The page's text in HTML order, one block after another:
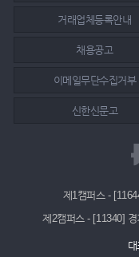
거래업체등록안내
채용공고
이메일무단수집거부
신한신문고
제1캠퍼스 -
제2캠퍼스 - [11340]